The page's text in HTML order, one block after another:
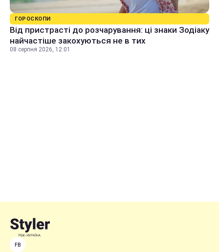
ГОРОСКОПИ
Від пристрасті до розчарування: ці знаки Зодіаку
найчастіше закохуються не в тих
08 серпня 2026, 12:01
FB